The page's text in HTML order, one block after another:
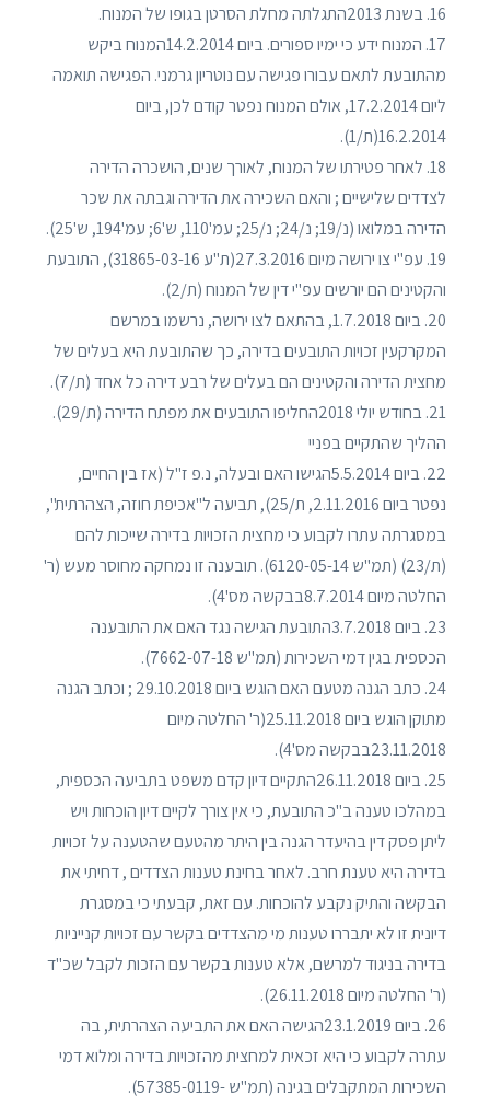
16. בשנת 2013התגלתה מחלת הסרטן בגופו של המנוח.
17. המנוח ידע כי ימיו ספורים. ביום 14.2.2014המנוח ביקש
מהתובעת לתאם עבורו פגישה עם נוטריון גרמני. הפגישה תואמה
ליום 17.2.2014, אולם המנוח נפטר קודם לכן, ביום
16.2.2014(ת/1).
18. לאחר פטירתו של המנוח, לאורך שנים, הושכרה הדירה
לצדדים שלישיים ; והאם השכירה את הדירה וגבתה את שכר
הדירה במלואו (נ/19; נ/24; נ/25; עמ'110, ש'6; עמ'194, ש'25).
19. עפ"י צו ירושה מיום 27.3.2016(ת"ע 31865-03-16), התובעת
והקטינים הם יורשים עפ"י דין של המנוח (ת/2).
20. ביום 1.7.2018, בהתאם לצו ירושה, נרשמו במרשם
המקרקעין זכויות התובעים בדירה, כך שהתובעת היא בעלים של
מחצית הדירה והקטינים הם בעלים של רבע דירה כל אחד (ת/7).
21. בחודש יולי 2018החליפו התובעים את מפתח הדירה (ת/29).
ההליך שהתקיים בפניי
22. ביום 5.5.2014הגישו האם ובעלה, נ.פ ז"ל (אז בין החיים,
נפטר ביום 2.11.2016, ת/25), תביעה ל"אכיפת חוזה, הצהרתית",
במסגרתה עתרו לקבוע כי מחצית הזכויות בדירה שייכות להם
(ת/23) (תמ"ש 6120-05-14). תובענה זו נמחקה מחוסר מעש (ר'
החלטה מיום 8.7.2014בבקשה מס'4).
23. ביום 3.7.2018התובעת הגישה נגד האם את התובענה
הכספית בגין דמי השכירות (תמ"ש 7662-07-18).
24. כתב הגנה מטעם האם הוגש ביום 29.10.2018 ; וכתב הגנה
מתוקן הוגש ביום 25.11.2018(ר' החלטה מיום
23.11.2018בבקשה מס'4).
25. ביום 26.11.2018התקיים דיון קדם משפט בתביעה הכספית,
במהלכו טענה ב"כ התובעת, כי אין צורך לקיים דיון הוכחות ויש
ליתן פסק דין בהיעדר הגנה בין היתר מהטעם שהטענה על זכויות
בדירה היא טענת חרב. לאחר בחינת טענות הצדדים , דחיתי את
הבקשה והתיק נקבע להוכחות. עם זאת, קבעתי כי במסגרת
דיונית זו לא יתבררו טענות מי מהצדדים בקשר עם זכויות קנייניות
בדירה בניגוד למרשם, אלא טענות בקשר עם הזכות לקבל שכ"ד
(ר' החלטה מיום 26.11.2018).
26. ביום 23.1.2019הגישה האם את התביעה הצהרתית, בה
עתרה לקבוע כי היא זכאית למחצית מהזכויות בדירה ומלוא דמי
השכירות המתקבלים בגינה (תמ"ש -57385-0119).